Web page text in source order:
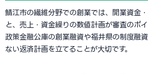
鯖江市の繊維分野での創業では、開業資金
と、売上・資金繰りの数値計画が審査のポ
政策金融公庫の創業融資や福井県の制度融
ない返済計画を立てることが大切です。